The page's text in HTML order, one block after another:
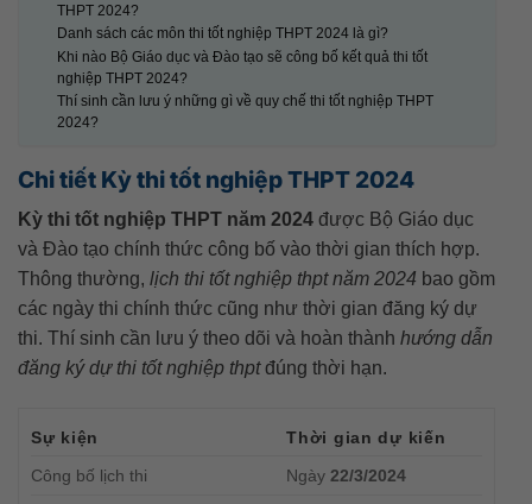
THPT 2024?
Danh sách các môn thi tốt nghiệp THPT 2024 là gì?
Khi nào Bộ Giáo dục và Đào tạo sẽ công bố kết quả thi tốt
nghiệp THPT 2024?
Thí sinh cần lưu ý những gì về quy chế thi tốt nghiệp THPT
2024?
Chi tiết Kỳ thi tốt nghiệp THPT 2024
Kỳ thi tốt nghiệp THPT năm 2024 được Bộ Giáo dục
và Đào tạo chính thức công bố vào thời gian thích hợp.
Thông thường, lịch thi tốt nghiệp thpt năm 2024 bao gồm
các ngày thi chính thức cũng như thời gian đăng ký dự
thi. Thí sinh cần lưu ý theo dõi và hoàn thành hướng dẫn
đăng ký dự thi tốt nghiệp thptđúng thời hạn.
Sự kiện
Thời gian dự kiến
Công bố lịch thi
Ngày22/3/2024